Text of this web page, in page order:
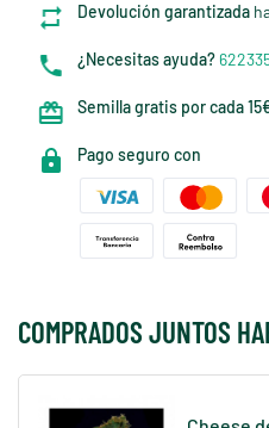
Devolución garantizada
¿Necesitas ayuda?
Semilla gratis por cada
Pago seguro con
COMPRADOS JUNTOS